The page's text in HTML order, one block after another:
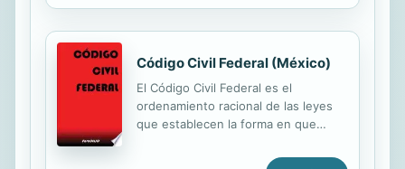
no tiene parientes que le hereden. El
autor se ocupa del asunto no desde
Administración que, se dice, hereda,
sino desde los bienes mismos que
quedan abandonados por muerte del
titular, punto de vista novedoso y
trabajos del mismo autor en materia
Código Civil Federal (México)
El Código Civil Federal es el
ordenamiento racional de las leyes
que establecen la forma en que
civiles, es decir entre personas,